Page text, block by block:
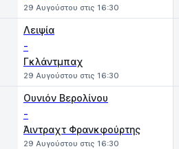
29 Αυγούστου στις 16:30
Λειψία
-
Γκλάντμπαχ
29 Αυγούστου στις 16:30
Ουνιόν Βερολίνου
-
Άιντραχτ Φρανκφούρτης
29 Αυγούστου στις 16:30